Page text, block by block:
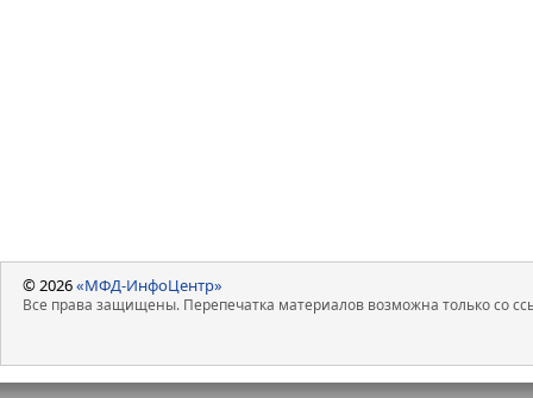
© 2026«МФД-ИнфоЦентр»
Все права защищены. Перепечатка материалов возможна только со